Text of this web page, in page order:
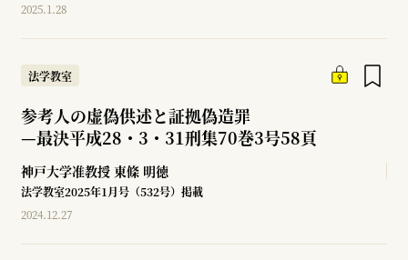
2025.1.28
法学教室
参考人の虚偽供述と証拠偽造罪
—最決平成28・3・31刑集70巻3号58頁
神戸大学准教授 東條 明徳
法学教室2025年1月号（532号）掲載
2024.12.27